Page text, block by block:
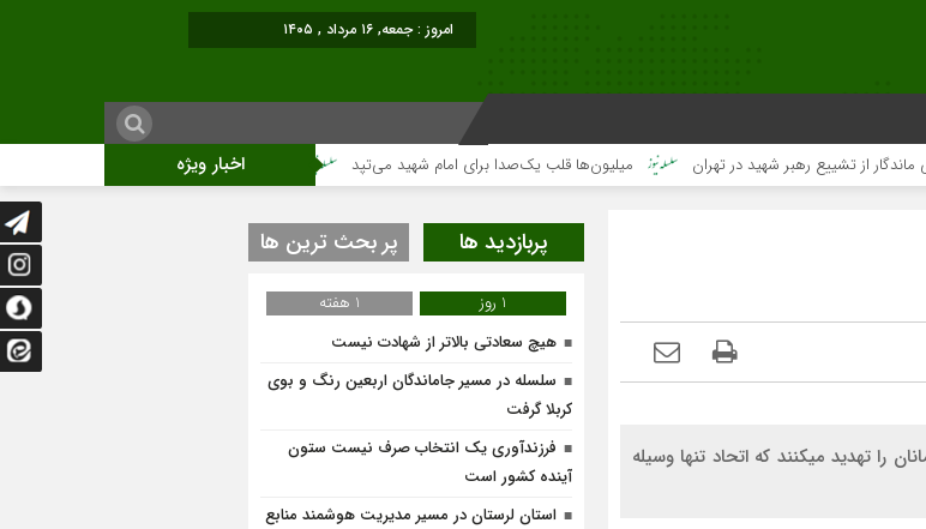
برابر با : Friday - 7 August - 2026
اخبار ویژه از تشییع رهبر شهید در تهران میلیون‌ها قلب یک‌صدا برای امام شهید می‌تپد نمایشگاه آثار هنری ویژه ارتحال امام (ره)برگزار میگردد.
تهدید میکنند که اتحاد تنها وسیله
پربازدید ها پر بحث ترین ها
1 روز
1 هفته
هیچ سعادتی بالاتر از شهادت نیست
سلسله در مسیر جاماندگان اربعین رنگ و بوی
کربلا گرفت
فرزندآوری یک انتخاب صرف نیست ستون
آینده کشور است
استان لرستان در مسیر مدیریت هوشمند منابع